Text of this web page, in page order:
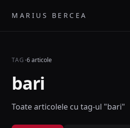
MARIUS BERCEA
TAG ·6 articole
bari
Toate articolele cu tag-ul "bari"